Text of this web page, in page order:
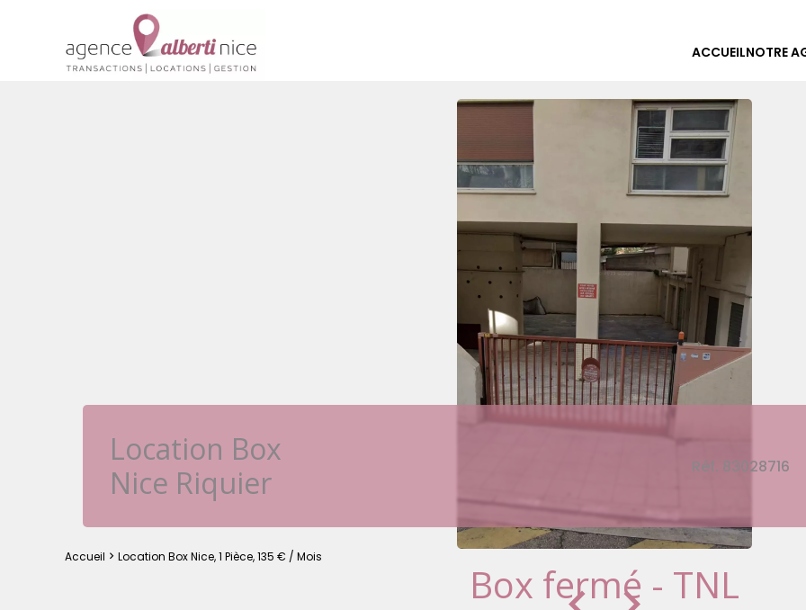
ACCUEILNOTRE
Location Box
Nice Riquier
Réf. 83028716
Accueil Location Box Nice, 1 Pièce, 135 € / Mois
Box fermé - TNL